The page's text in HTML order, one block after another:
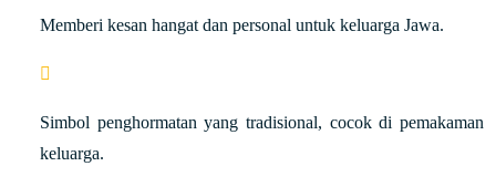
Memberi kesan hangat dan personal untuk keluarga Jawa.
Simbol penghormatan yang tradisional, cocok di pemakaman
keluarga.